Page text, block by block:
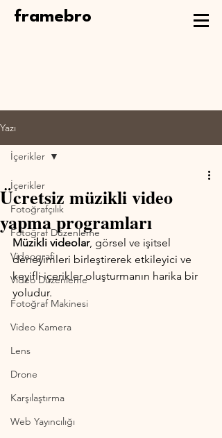
framebro
Yazı
İçerikler
Fotoğrafçılık
Fotoğraf Düzenleme
Videografi
Video Düzenleme
Fotoğraf Makinesi
Video Kamera
Lens
Drone
Karşılaştırma
Web Yayıncılığı
İçerikler
Ücretsiz müzikli video
yapma programları
Müzikli videolar, görsel ve işitsel
deneyimleri birleştirerek etkileyici ve
keyifli içerikler oluşturmanın harika bir
yoludur.